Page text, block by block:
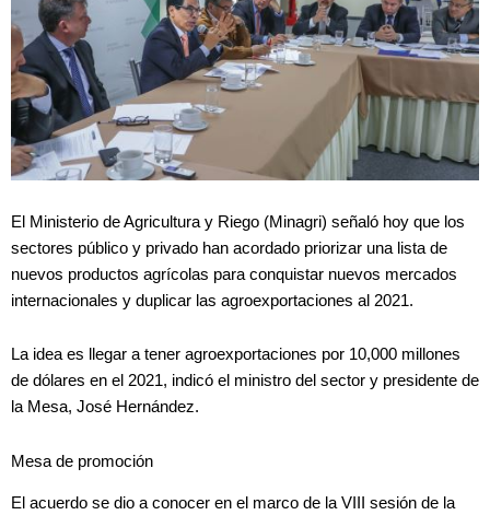
El Ministerio de Agricultura y Riego (Minagri) señaló hoy que los
sectores público y privado han acordado priorizar una lista de
nuevos productos agrícolas para conquistar nuevos mercados
internacionales y duplicar las agroexportaciones al 2021.
La idea es llegar a tener agroexportaciones por 10,000 millones
de dólares en el 2021, indicó el ministro del sector y presidente de
la Mesa, José Hernández.
Mesa de promoción
El acuerdo se dio a conocer en el marco de la VIII sesión de la